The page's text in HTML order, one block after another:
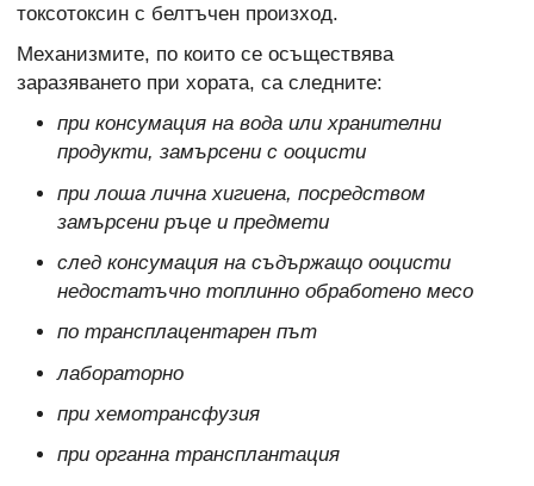
токсотоксин с белтъчен произход.
Механизмите, по които се осъществява
заразяването при хората, са следните:
при консумация на вода или хранителни
продукти, замърсени с ооцисти
при лоша лична хигиена, посредством
замърсени ръце и предмети
след консумация на съдържащо ооцисти
недостатъчно топлинно обработено месо
по трансплацентарен път
лабораторно
при хемотрансфузия
при органна трансплантация